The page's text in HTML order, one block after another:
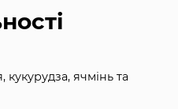
ячмінь та